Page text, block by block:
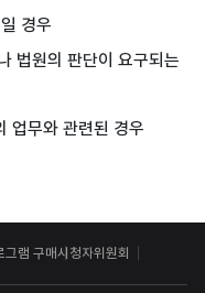
경우
법원의 판단이 요구되는
업무와 관련된 경우
그램 구매시청자위원회